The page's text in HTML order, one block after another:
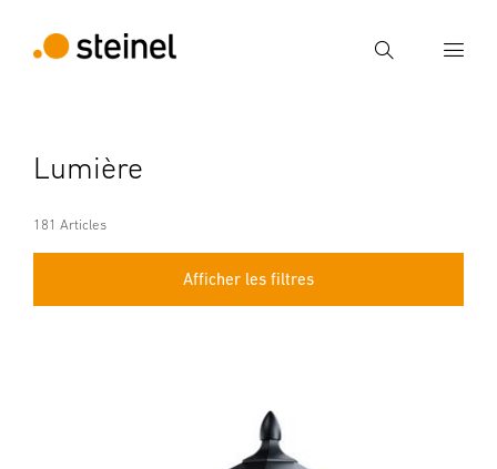
Recherche
Recherche
Lumière
181 Articles
Afficher les filtres